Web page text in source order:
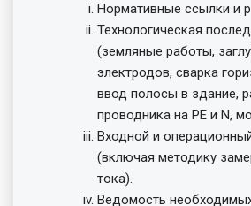
Нормативные ссылки и
Технологическая
(земляные работы,
электродов, сварка
ввод полосы в здание,
проводника на PE и N,
Входной и
(включая методику
тока).
Ведомость